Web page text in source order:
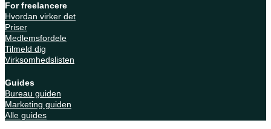
For freelancere
Hvordan virker det
Priser
Medlemsfordele
Tilmeld dig
Virksomhedslisten
Guides
Bureau guiden
Marketing guiden
Alle guides